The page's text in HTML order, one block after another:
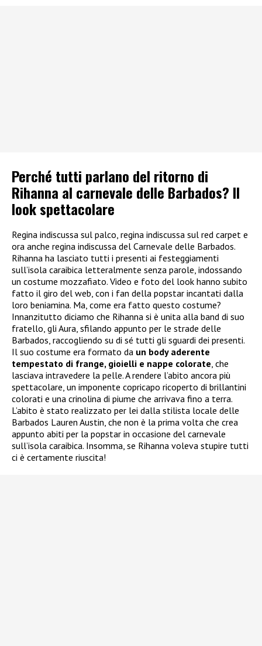
Perché tutti parlano del ritorno di
Rihanna al carnevale delle Barbados? Il
look spettacolare
Regina indiscussa sul palco, regina indiscussa sul red carpet e
ora anche regina indiscussa del Carnevale delle Barbados.
Rihanna ha lasciato tutti i presenti ai festeggiamenti
sull’isola caraibica letteralmente senza parole, indossando
un costume mozzafiato. Video e foto del look hanno subito
fatto il giro del web, con i fan della popstar incantati dalla
loro beniamina. Ma, come era fatto questo costume?
Innanzitutto diciamo che Rihanna si è unita alla band di suo
fratello, gli Aura, sfilando appunto per le strade delle
Barbados, raccogliendo su di sé tutti gli sguardi dei presenti.
Il suo costume era formato da un body aderente
tempestato di frange, gioielli e nappe colorate, che
lasciava intravedere la pelle. A rendere l’abito ancora più
spettacolare, un imponente copricapo ricoperto di brillantini
colorati e una crinolina di piume che arrivava fino a terra.
L’abito è stato realizzato per lei dalla stilista locale delle
Barbados Lauren Austin, che non è la prima volta che crea
appunto abiti per la popstar in occasione del carnevale
sull’isola caraibica. Insomma, se Rihanna voleva stupire tutti
ci è certamente riuscita!